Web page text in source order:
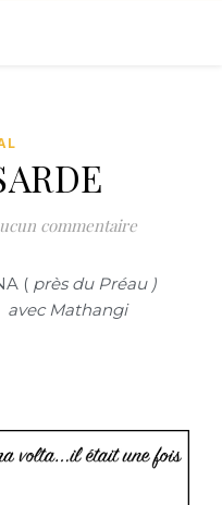
pire en
commentaire
( près du Préau )
avec Mathangi